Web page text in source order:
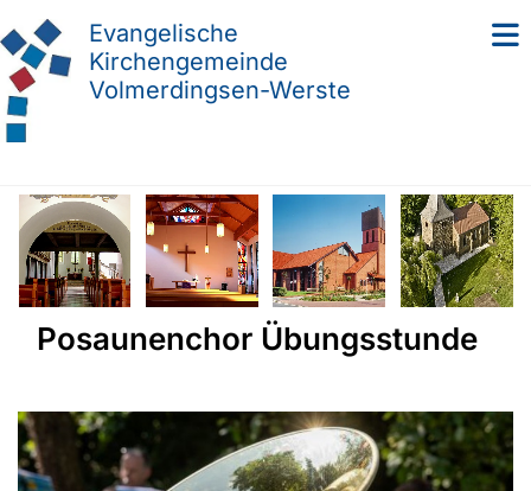
Evangelische
Kirchengemeinde
Volmerdingsen-Werste
Posaunenchor Übungsstunde